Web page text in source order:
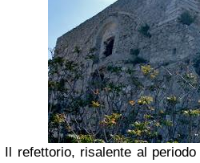
Il refettorio, risalente al